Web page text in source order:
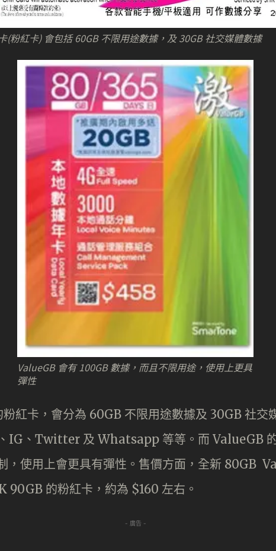
(粉紅卡) 會包括 60GB 不限用途數據，及 30GB 社交媒體數據
ValueGB 會有 100GB 數據，而且不限用途，使用上更具
彈性
紅卡，會分為 60GB 不限用途數據及 30GB 社交
IG、Twitter 及 Whatsapp 等等。而 ValueGB
，使用上會更具有彈性。售價方面，全新 80GB
90GB 的粉紅卡，約為 $160 左右。
- 廣告 -